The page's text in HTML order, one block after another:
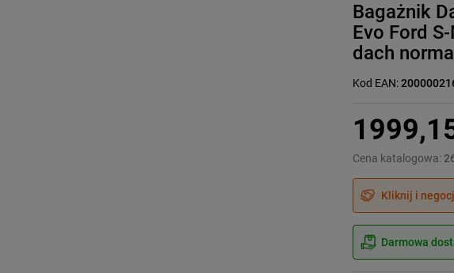
Bagażnik
Evo Ford
dach
Kod EAN:
Cena katalogowa:
Kliknij i
Darmowa